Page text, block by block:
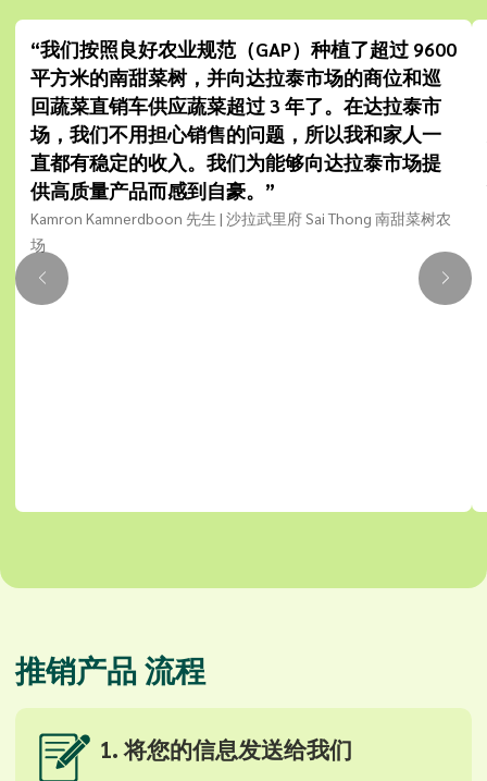
“我们按照良好农业规范（GAP）种植了超过 9600
平方米的南甜菜树，并向达拉泰市场的商位和巡
回蔬菜直销车供应蔬菜超过 3 年了。在达拉泰市
场，我们不用担心销售的问题，所以我和家人一
直都有稳定的收入。我们为能够向达拉泰市场提
供高质量产品而感到自豪。”
Kamron Kamnerdboon 先生 | 沙拉武里府 Sai Thong 南甜菜树农
场
推销产品 流程
1. 将您的信息发送给我们